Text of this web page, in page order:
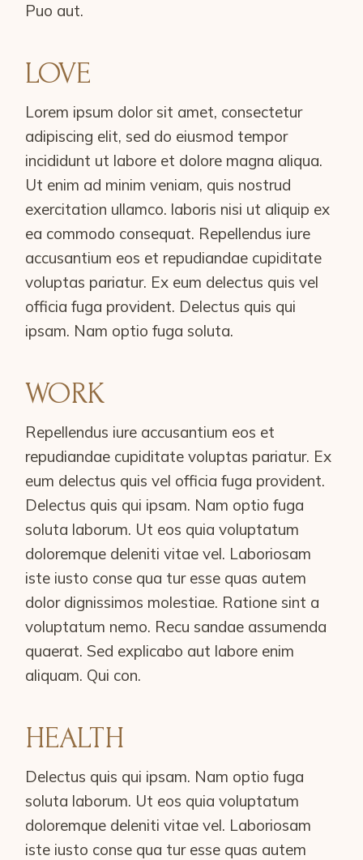
Puo aut.
LOVE
Lorem ipsum dolor sit amet, consectetur
adipiscing elit, sed do eiusmod tempor
incididunt ut labore et dolore magna aliqua.
Ut enim ad minim veniam, quis nostrud
exercitation ullamco. laboris nisi ut aliquip ex
ea commodo consequat. Repellendus iure
accusantium eos et repudiandae cupiditate
voluptas pariatur. Ex eum delectus quis vel
officia fuga provident. Delectus quis qui
ipsam. Nam optio fuga soluta.
WORK
Repellendus iure accusantium eos et
repudiandae cupiditate voluptas pariatur. Ex
eum delectus quis vel officia fuga provident.
Delectus quis qui ipsam. Nam optio fuga
soluta laborum. Ut eos quia voluptatum
doloremque deleniti vitae vel. Laboriosam
iste iusto conse qua tur esse quas autem
dolor dignissimos molestiae. Ratione sint a
voluptatum nemo. Recu sandae assumenda
quaerat. Sed explicabo aut labore enim
aliquam. Qui con.
HEALTH
Delectus quis qui ipsam. Nam optio fuga
soluta laborum. Ut eos quia voluptatum
doloremque deleniti vitae vel. Laboriosam
iste iusto conse qua tur esse quas autem